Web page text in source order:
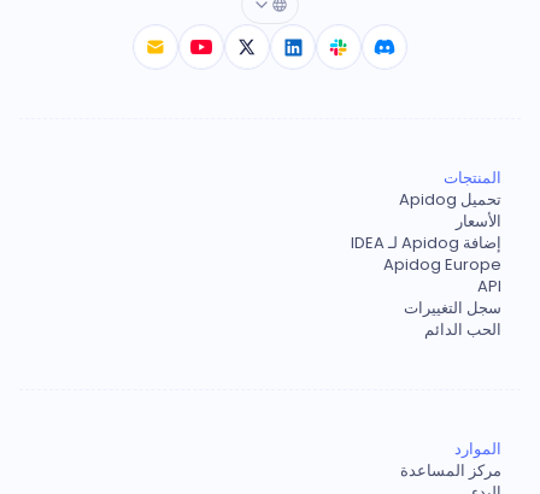
المنتجات
تحميل Apidog
الأسعار
إضافة Apidog لـ IDEA
Apidog Europe
API
سجل التغييرات
الحب الدائم
الموارد
مركز المساعدة